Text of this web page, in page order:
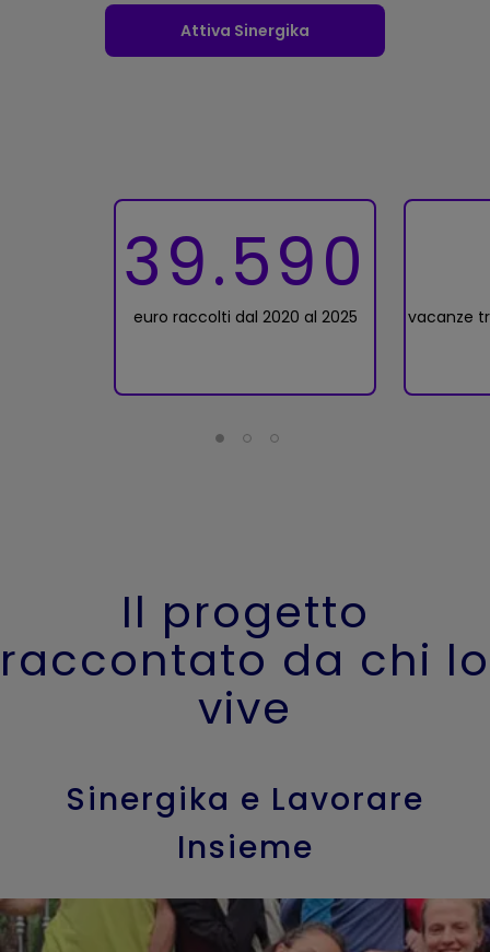
Attiva Sinergika
39.590
euro raccolti dal 2020 al 2025 vacanze
Il progetto
raccontato da chi lo
vive
Sinergika e Lavorare
Insieme